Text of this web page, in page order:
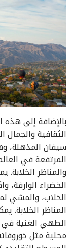
بالإضافة إلى هذه
الثقافية
سيفان المذهلة،
المرتفعة في
والمناظر
الخضراء
الخلاب، والمشي
المناظر الخلابة.
الطهي الغنية في
محلية مثل